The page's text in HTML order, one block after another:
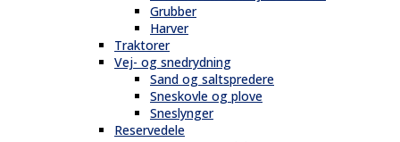
Grubber
Harver
Traktorer
Vej- og snedrydning
Sand og saltspredere
Sneskovle og plove
Sneslynger
Reservedele